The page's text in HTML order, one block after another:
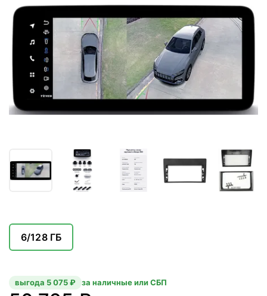
6/128 ГБ
выгода 5 075 ₽ за наличные или СБП